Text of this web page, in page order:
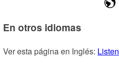
En otros idiomas
Ver esta página en Inglés: